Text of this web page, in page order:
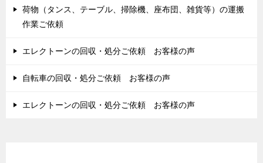
荷物（タンス、テーブル、掃除機、座布団、雑貨等）の運搬
作業ご依頼
エレクトーンの回収・処分ご依頼 お客様の声
自転車の回収・処分ご依頼 お客様の声
エレクトーンの回収・処分ご依頼 お客様の声